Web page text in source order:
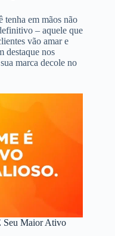
em mãos não
– aquele que
vão amar e
destaque nos
marca decole no
Seu Maior Ativo